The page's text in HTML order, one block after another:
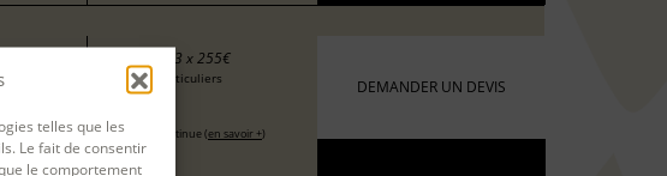
telles que les
Le fait de consentir
le comportement
2027,
ou 3 x 255€
pour les particuliers
formation continue (en savoir +)
DEMANDER UN DEVIS